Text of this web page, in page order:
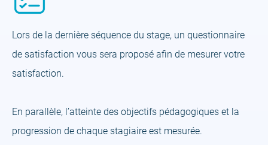
Lors de la dernière séquence du stage, un questionnaire
de satisfaction vous sera proposé afin de mesurer votre
satisfaction.
En parallèle, l’atteinte des objectifs pédagogiques et la
progression de chaque stagiaire est mesurée.